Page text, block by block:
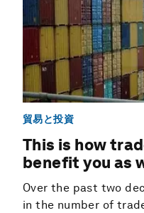
貿易と投資
This is how
benefit you as
Over the past two
in the number of